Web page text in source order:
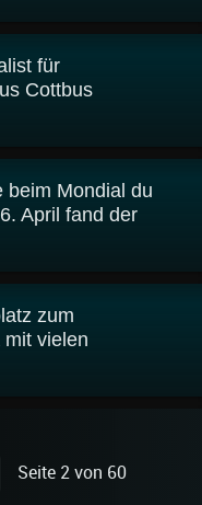
für
Cottbus
beim Mondial du
April fand der
zum
vielen
Seite 2 von 60